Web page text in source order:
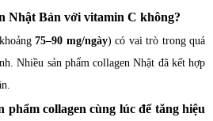
Nhật Bản với vitamin C không?
75–90 mg/ngày) có vai trò trong quá
Nhiều sản phẩm collagen Nhật đã kết hợp
phẩm collagen cùng lúc để tăng hiệu